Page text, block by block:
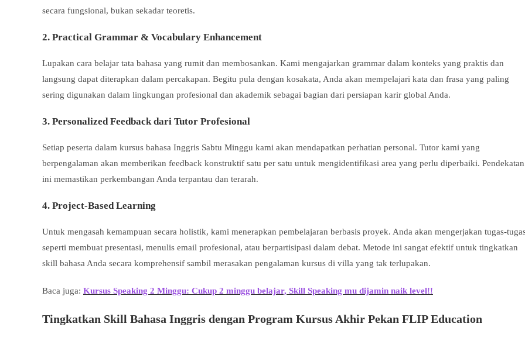
secara fungsional, bukan sekadar teoretis.
2. Practical Grammar & Vocabulary Enhancement
Lupakan cara belajar tata bahasa yang rumit dan membosankan. Kami mengajarkan grammar dalam konteks yang praktis dan
langsung dapat diterapkan dalam percakapan. Begitu pula dengan kosakata, Anda akan mempelajari kata dan frasa yang paling
sering digunakan dalam lingkungan profesional dan akademik sebagai bagian dari persiapan karir global Anda.
3. Personalized Feedback dari Tutor Profesional
Setiap peserta dalam kursus bahasa Inggris Sabtu Minggu kami akan mendapatkan perhatian personal. Tutor kami yang
berpengalaman akan memberikan feedback konstruktif satu per satu untuk mengidentifikasi area yang perlu diperbaiki. Pendekatan
ini memastikan perkembangan Anda terpantau dan terarah.
4. Project-Based Learning
Untuk mengasah kemampuan secara holistik, kami menerapkan pembelajaran berbasis proyek. Anda akan mengerjakan tugas-
seperti membuat presentasi, menulis email profesional, atau berpartisipasi dalam debat. Metode ini sangat efektif untuk tingkatkan
skill bahasa Anda secara komprehensif sambil merasakan pengalaman kursus di villa yang tak terlupakan.
Baca juga: Kursus Speaking 2 Minggu: Cukup 2 minggu belajar, Skill Speaking mu dijamin naik level!!
Tingkatkan Skill Bahasa Inggris dengan Program Kursus Akhir Pekan FLIP Education